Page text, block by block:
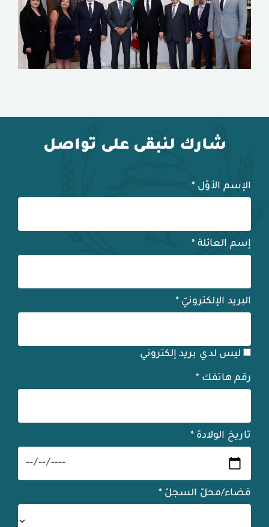
شارك لنبقى على تواصل
الإسم الأوّل *
إسم العائلة *
البريد الإلكترونيّ *
ليس لدي بريد إلكتروني
رقم هاتفك *
تاريخ الولادة *
قضاء/محلّ السجلّ *